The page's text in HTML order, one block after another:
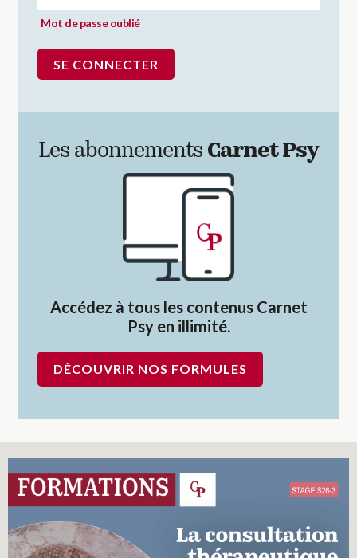
Mot de passe oublié
Les abonnements Carnet Psy
Accédez à tous les contenus Carnet
Psy en illimité.
DÉCOUVRIR NOS FORMULES